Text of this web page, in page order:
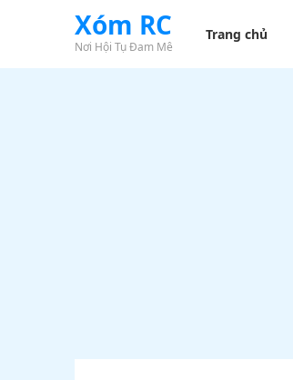
Xóm RC
Nơi Hội Tụ Đam Mê
Trang chủ